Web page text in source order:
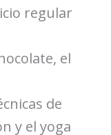
regular
el
de
y el yoga